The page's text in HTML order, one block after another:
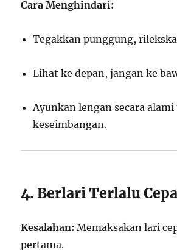
Cara Menghindari:
Tegakkan punggung,
Lihat ke depan, jangan ke
Ayunkan lengan secara
keseimbangan.
4. Berlari Terlalu
Kesalahan: Memaksakan lari
pertama.